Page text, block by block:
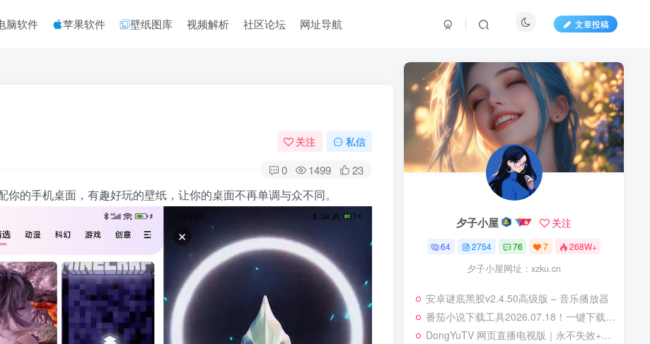
脑软件 苹果软件 壁纸图库 视频解析 社区论坛 网址导航 文章投稿
关注 私信
0 1499 23
的手机桌面，有趣好玩的壁纸，让你的桌面不再单调与众不同。
夕子小屋 关注
64 2754 76 7 268W+
夕子小屋网址：xzku.cn
安卓谜底黑胶v2.4.50高级版 – 音乐播放器
番茄小说下载工具2026.07.18！一键下载全站小说，免费无广告！‌
‌DongYuTV 网页直播电视版｜永不失效+全网频道免费看‌